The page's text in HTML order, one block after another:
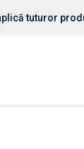
tuturor